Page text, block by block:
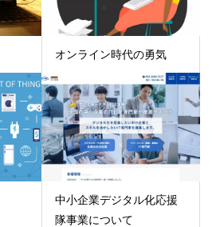
オンライン時代の勇気
中小企業デジタル化応援
隊事業について